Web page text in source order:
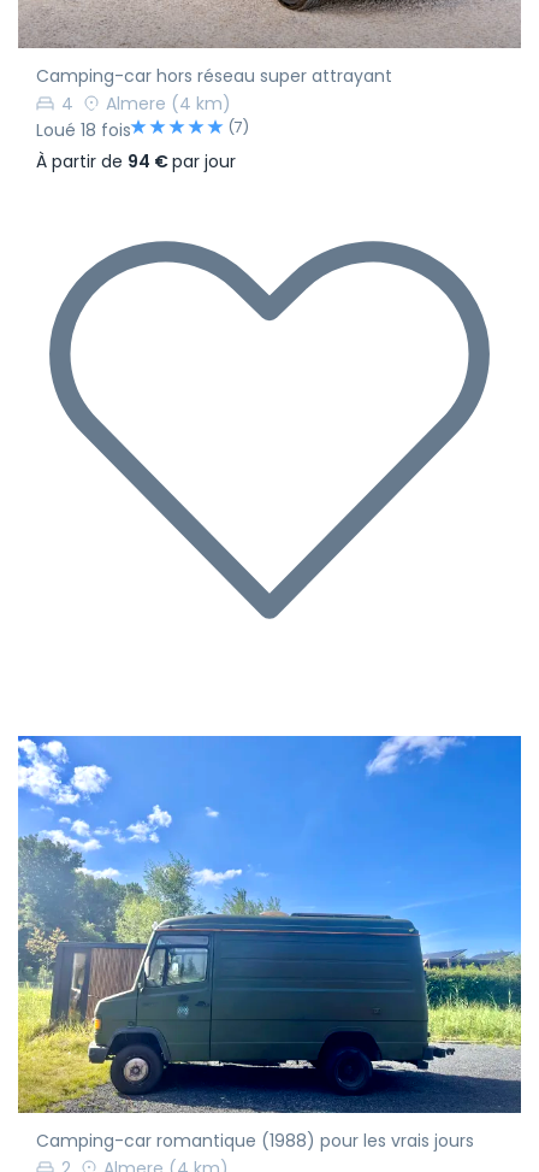
Camping-car hors réseau super attrayant
4
Almere (4 km)
Loué 18 fois
(7)
À partir de 94 €par jour
Camping-car romantique (1988) pour les vrais jours